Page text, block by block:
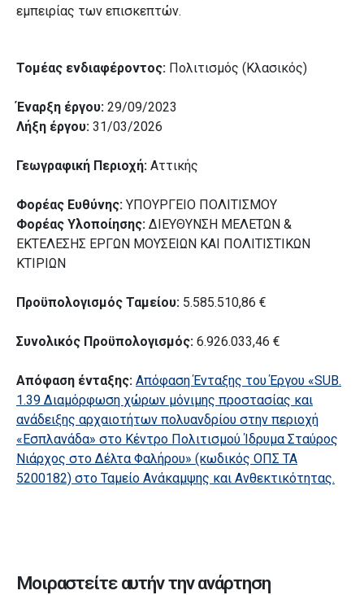
εμπειρίας των επισκεπτών.
Τομέας ενδιαφέροντος: Πολιτισμός (Κλασικός)
Έναρξη έργου: 29/09/2023
Λήξη έργου: 31/03/2026
Γεωγραφική Περιοχή: Αττικής
Φορέας Ευθύνης: ΥΠΟΥΡΓΕΙΟ ΠΟΛΙΤΙΣΜΟΥ
Φορέας Υλοποίησης: ΔΙΕΥΘΥΝΣΗ ΜΕΛΕΤΩΝ &
ΕΚΤΕΛΕΣΗΣ ΕΡΓΩΝ ΜΟΥΣΕΙΩΝ ΚΑΙ ΠΟΛΙΤΙΣΤΙΚΩΝ
ΚΤΙΡΙΩΝ
Προϋπολογισμός Ταμείου: 5.585.510,86 €
Συνολικός Προϋπολογισμός: 6.926.033,46 €
Απόφαση ένταξης: Απόφαση Ένταξης του Έργου «SUB.
1.39 Διαμόρφωση χώρων μόνιμης προστασίας και
ανάδειξης αρχαιοτήτων πολυανδρίου στην περιοχή
«Εσπλανάδα» στο Κέντρο Πολιτισμού Ίδρυμα Σταύρος
Νιάρχος στο Δέλτα Φαλήρου» (κωδικός ΟΠΣ ΤΑ
5200182) στο Ταμείο Ανάκαμψης και Ανθεκτικότητας.
Μοιραστείτε αυτήν την ανάρτηση